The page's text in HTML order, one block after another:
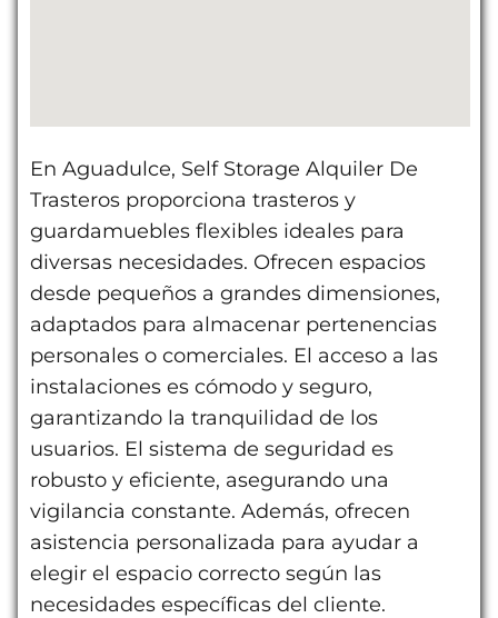
En Aguadulce, Self Storage Alquiler De
Trasteros proporciona trasteros y
guardamuebles flexibles ideales para
diversas necesidades. Ofrecen espacios
desde pequeños a grandes dimensiones,
adaptados para almacenar pertenencias
personales o comerciales. El acceso a las
instalaciones es cómodo y seguro,
garantizando la tranquilidad de los
usuarios. El sistema de seguridad es
robusto y eficiente, asegurando una
vigilancia constante. Además, ofrecen
asistencia personalizada para ayudar a
elegir el espacio correcto según las
necesidades específicas del cliente.